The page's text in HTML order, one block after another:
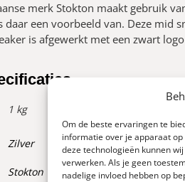
Om de beste ervaringen te
informatie over je apparaat
deze technologieën kunnen
verwerken. Als je geen
nadelige invloed hebben op
merk Stokton maakt gebruik
daar een voorbeeld van. Deze mid
is afgewerkt met een zwart
1 kg
Zilver
Stokton